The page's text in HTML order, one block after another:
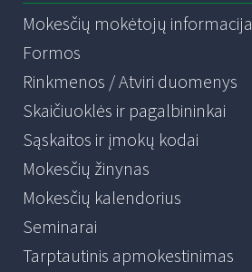
Mokesčių mokėtojų informacija
Formos
Rinkmenos / Atviri duomenys
Skaičiuoklės ir pagalbininkai
Sąskaitos ir įmokų kodai
Mokesčių žinynas
Mokesčių kalendorius
Seminarai
Tarptautinis apmokestinimas